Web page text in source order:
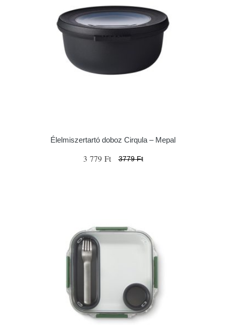
Élelmiszertartó doboz Cirqula – Mepal
3 779 Ft 3779 Ft